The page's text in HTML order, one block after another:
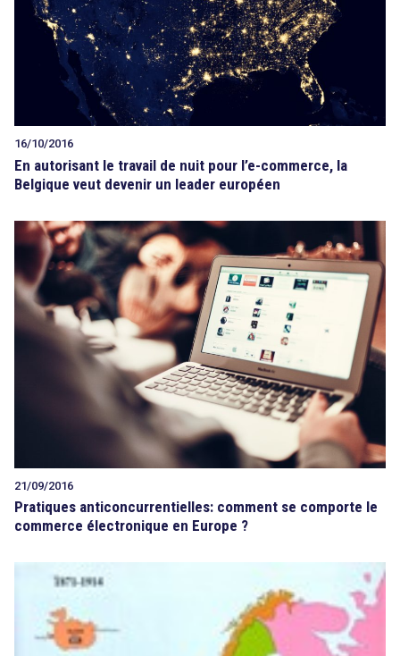
16/10/2016
En autorisant le travail de nuit pour l’e-commerce, la
Belgique veut devenir un leader européen
21/09/2016
Pratiques anticoncurrentielles: comment se comporte le
commerce électronique en Europe ?